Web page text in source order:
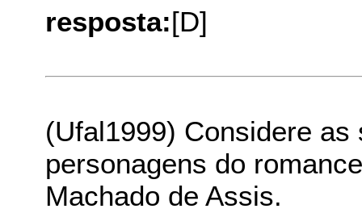
resposta:[D]
(Ufal1999) Considere
personagens do
Machado de Assis.